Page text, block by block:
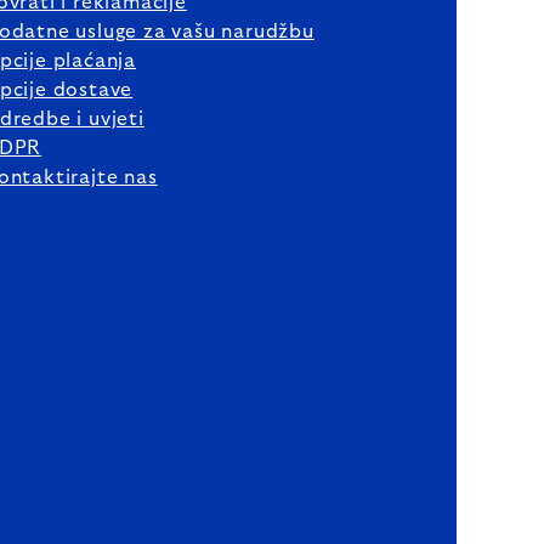
usluge za vašu narudžbu
plaćanja
dostave
i uvjeti
nas